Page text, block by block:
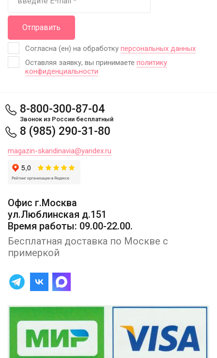
Согласна (ен) на обработку персональных данных
Оставляя заявку, вы принимаете политику
конфиденциальности
Отправить
8-800-300-87-04
Звонок из России бесплатный
8 (985) 290-31-80
magazin-skandinavia@yandex.ru
Офис г.Москва
ул.Люблинская д.151
Время работы: 09.00-22.00.
Бесплатная доставка по Москве с
примеркой